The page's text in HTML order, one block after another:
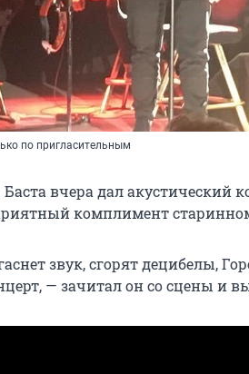
по пригласительным
вчера дал акустический
комплимент
звук, сгорят децибелы,
— зачитал он со сцены и